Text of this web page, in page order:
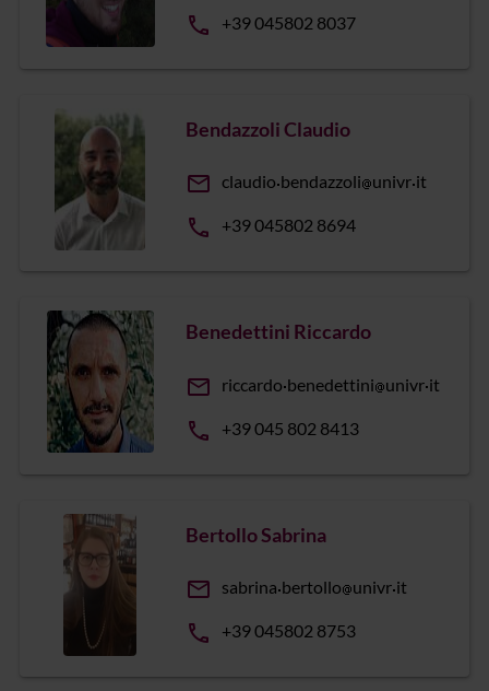
phone +39 045802 8037
Bendazzoli Claudio
email claudio bendazzoli univr it
phone +39 045802 8694
Benedettini Riccardo
email riccardo benedettini univr it
phone +39 045 802 8413
Bertollo Sabrina
email sabrina bertollo univr it
phone +39 045802 8753